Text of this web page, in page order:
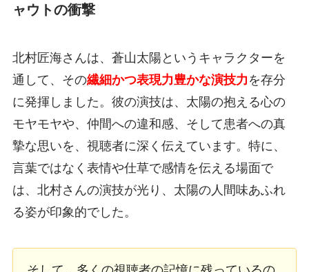
ャウトの衝撃
北村匠海さんは、蒼山太陽というキャラクターを
通して、その繊細かつ表現力豊かな演技力 を存分
に発揮しました。彼の演技は、太陽の抱える心の
モヤモヤや、仲間への違和感、そして患者への真
摯な思いを、視聴者に深く伝えています。特に、
言葉ではなく表情や仕草で感情を伝える場面で
は、北村さんの演技が光り、太陽の人間味あふれ
る姿が印象的でした。